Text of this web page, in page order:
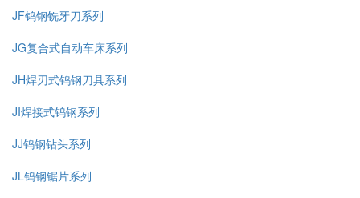
JF钨钢铣牙刀系列
JG复合式自动车床系列
JH焊刃式钨钢刀具系列
JI焊接式钨钢系列
JJ钨钢钻头系列
JL钨钢锯片系列